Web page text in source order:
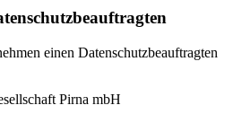
einen Datenschutzbeauftragten
Pirna mbH